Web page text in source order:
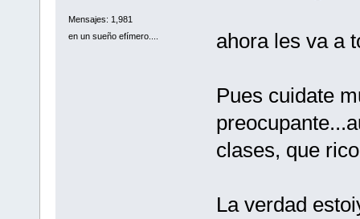
Mensajes: 1,981
en un sueño efímero....
ahora les va a
Pues cuidate
clases, que
La verdad